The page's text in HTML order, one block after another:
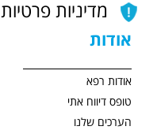
מדיניות פרטיות
אודות
אודות רפא
טופס דיווח אתי
הערכים שלנו